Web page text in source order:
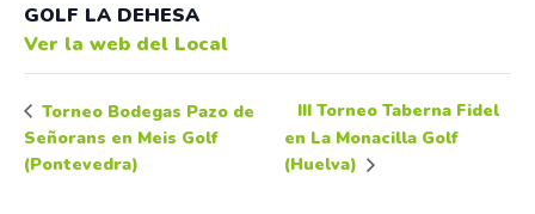
GOLF LA DEHESA
Ver la web del Local
Torneo Bodegas Pazo de
Señorans en Meis Golf
(Pontevedra)
III Torneo Taberna Fidel
en La Monacilla Golf
(Huelva)